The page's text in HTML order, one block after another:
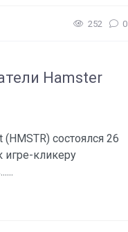
252 0
Hamster
состоялся 26
игре-кликеру